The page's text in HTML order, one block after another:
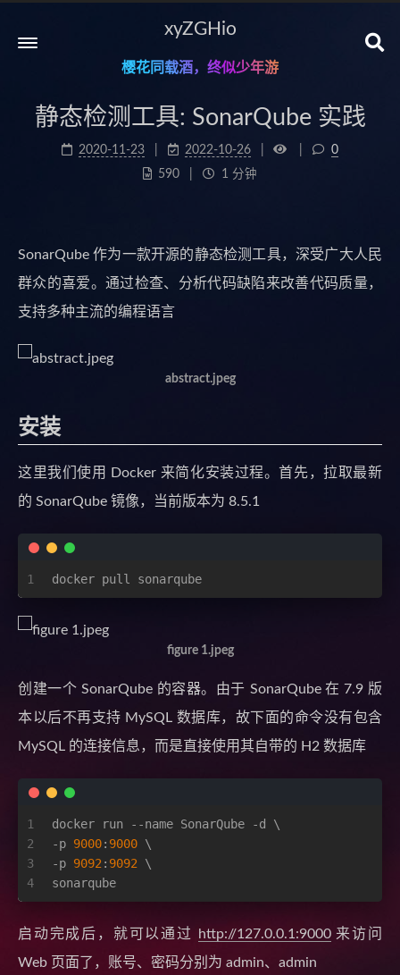
xyZGHio
樱花同载酒，终似少年游
静态检测工具: SonarQube 实践
2020-11-23 2022-10-26
0
590
1 分钟
SonarQube 作为一款开源的静态检测工具，深受广大人民
群众的喜爱。通过检查、分析代码缺陷来改善代码质量，
支持多种主流的编程语言
abstract.jpeg
安装
这里我们使用 Docker 来简化安装过程。首先，拉取最新
的 SonarQube 镜像，当前版本为 8.5.1
1 docker pull sonarqube
figure 1.jpeg
创建一个 SonarQube 的容器。由于 SonarQube 在 7.9 版
本以后不再支持 MySQL 数据库，故下面的命令没有包含
MySQL 的连接信息，而是直接使用其自带的 H2 数据库
1
2
3
4
docker run --name SonarQube -d \
-p 9000: 9000 \
-p 9092 : 9092 \
sonarqube
启动完成后，就可以通过 http://127.0.0.1:9000来访问
Web 页面了，账号、密码分别为 admin、admin